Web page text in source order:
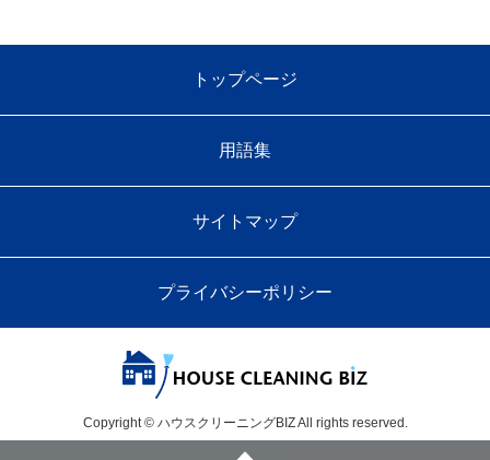
トップページ
用語集
サイトマップ
プライバシーポリシー
Copyright © ハウスクリーニングBIZ All rights reserved.